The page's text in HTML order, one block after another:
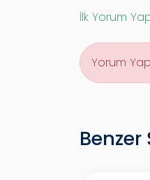
İlk Yorum
Yorum